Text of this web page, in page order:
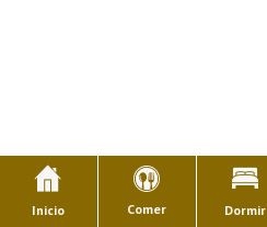
Inicio Comer Dormir